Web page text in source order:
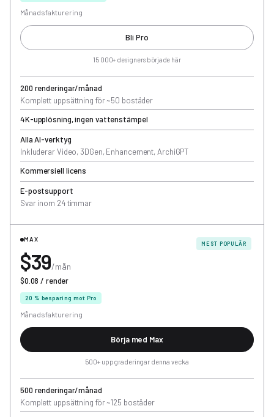
Månadsfakturering
Bli Pro
15 000+ designers började här
200 renderingar/månad
Komplett uppsättning för ~50 bostäder
4K-upplösning, ingen vattenstämpel
Alla AI-verktyg
Inkluderar Video, 3DGen, Enhancement, ArchiGPT
Kommersiell licens
E-postsupport
Svar inom 24 timmar
MEST POPULÄR
MAX
$39/mån
$0.08 / render
20 % besparing mot Pro
Månadsfakturering
Börja med Max
500+ uppgraderingar denna vecka
500 renderingar/månad
Komplett uppsättning för ~125 bostäder